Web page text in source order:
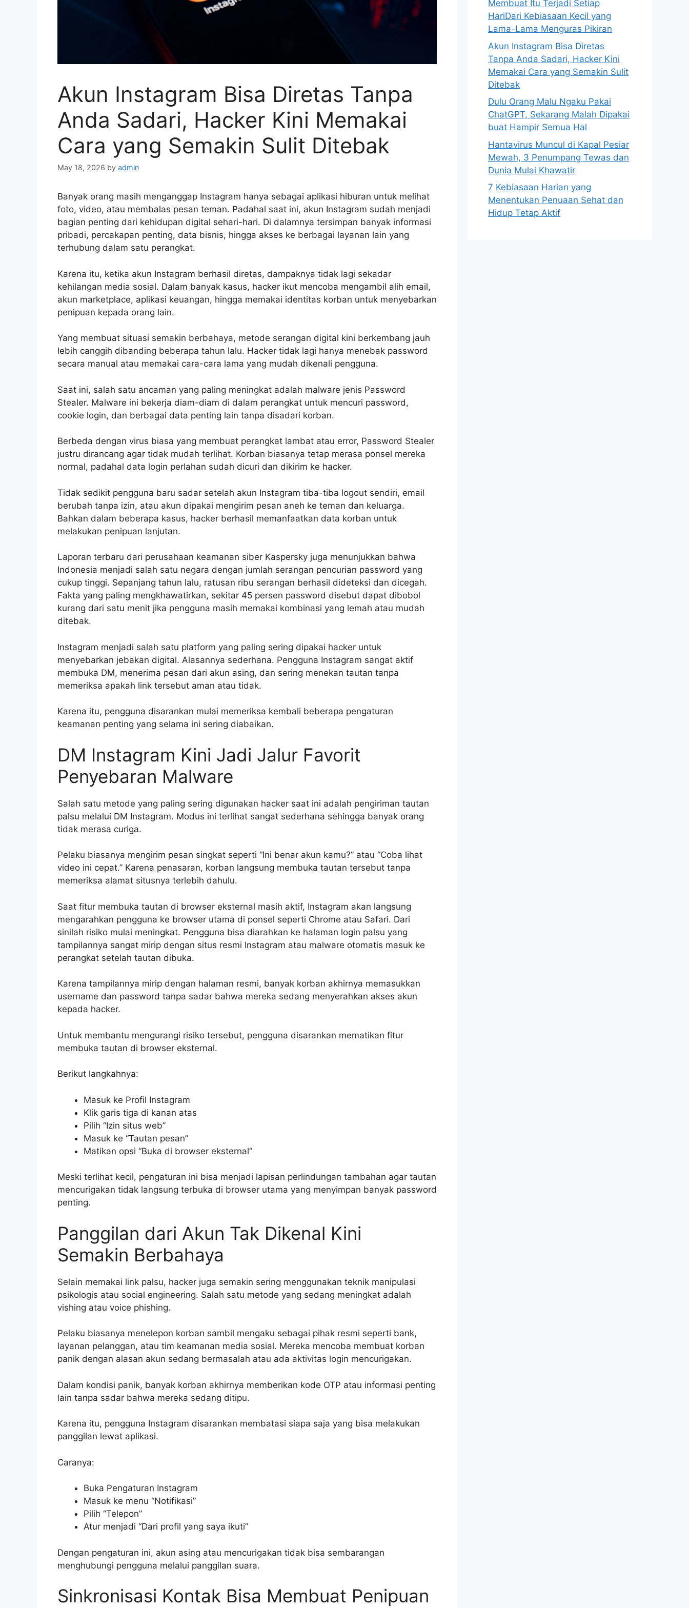
Akun Instagram Bisa Diretas Tanpa
Anda Sadari, Hacker Kini Memakai
Cara yang Semakin Sulit Ditebak
May 18, 2026 by admin
Banyak orang masih menganggap Instagram hanya sebagai aplikasi hiburan untuk melihat
foto, video, atau membalas pesan teman. Padahal saat ini, akun Instagram sudah menjadi
bagian penting dari kehidupan digital sehari-hari. Di dalamnya tersimpan banyak informasi
pribadi, percakapan penting, data bisnis, hingga akses ke berbagai layanan lain yang
terhubung dalam satu perangkat.
Karena itu, ketika akun Instagram berhasil diretas, dampaknya tidak lagi sekadar
kehilangan media sosial. Dalam banyak kasus, hacker ikut mencoba mengambil alih email,
akun marketplace, aplikasi keuangan, hingga memakai identitas korban untuk menyebarkan
penipuan kepada orang lain.
Yang membuat situasi semakin berbahaya, metode serangan digital kini berkembang jauh
lebih canggih dibanding beberapa tahun lalu. Hacker tidak lagi hanya menebak password
secara manual atau memakai cara-cara lama yang mudah dikenali pengguna.
Saat ini, salah satu ancaman yang paling meningkat adalah malware jenis Password
Stealer. Malware ini bekerja diam-diam di dalam perangkat untuk mencuri password,
cookie login, dan berbagai data penting lain tanpa disadari korban.
Berbeda dengan virus biasa yang membuat perangkat lambat atau error, Password Stealer
justru dirancang agar tidak mudah terlihat. Korban biasanya tetap merasa ponsel mereka
normal, padahal data login perlahan sudah dicuri dan dikirim ke hacker.
Tidak sedikit pengguna baru sadar setelah akun Instagram tiba-tiba logout sendiri, email
berubah tanpa izin, atau akun dipakai mengirim pesan aneh ke teman dan keluarga.
Bahkan dalam beberapa kasus, hacker berhasil memanfaatkan data korban untuk
melakukan penipuan lanjutan.
Laporan terbaru dari perusahaan keamanan siber Kaspersky juga menunjukkan bahwa
Indonesia menjadi salah satu negara dengan jumlah serangan pencurian password yang
cukup tinggi. Sepanjang tahun lalu, ratusan ribu serangan berhasil dideteksi dan dicegah.
Fakta yang paling mengkhawatirkan, sekitar 45 persen password disebut dapat dibobol
kurang dari satu menit jika pengguna masih memakai kombinasi yang lemah atau mudah
ditebak.
Instagram menjadi salah satu platform yang paling sering dipakai hacker untuk
menyebarkan jebakan digital. Alasannya sederhana. Pengguna Instagram sangat aktif
membuka DM, menerima pesan dari akun asing, dan sering menekan tautan tanpa
memeriksa apakah link tersebut aman atau tidak.
Karena itu, pengguna disarankan mulai memeriksa kembali beberapa pengaturan
keamanan penting yang selama ini sering diabaikan.
DM Instagram Kini Jadi Jalur Favorit
Penyebaran Malware
Salah satu metode yang paling sering digunakan hacker saat ini adalah pengiriman tautan
palsu melalui DM Instagram. Modus ini terlihat sangat sederhana sehingga banyak orang
tidak merasa curiga.
Pelaku biasanya mengirim pesan singkat seperti “Ini benar akun kamu?” atau “Coba lihat
video ini cepat.” Karena penasaran, korban langsung membuka tautan tersebut tanpa
memeriksa alamat situsnya terlebih dahulu.
Saat fitur membuka tautan di browser eksternal masih aktif, Instagram akan langsung
mengarahkan pengguna ke browser utama di ponsel seperti Chrome atau Safari. Dari
sinilah risiko mulai meningkat. Pengguna bisa diarahkan ke halaman login palsu yang
tampilannya sangat mirip dengan situs resmi Instagram atau malware otomatis masuk ke
perangkat setelah tautan dibuka.
Karena tampilannya mirip dengan halaman resmi, banyak korban akhirnya memasukkan
username dan password tanpa sadar bahwa mereka sedang menyerahkan akses akun
kepada hacker.
Untuk membantu mengurangi risiko tersebut, pengguna disarankan mematikan fitur
membuka tautan di browser eksternal.
Berikut langkahnya:
Masuk ke Profil Instagram
Klik garis tiga di kanan atas
Pilih “Izin situs web”
Masuk ke “Tautan pesan”
Matikan opsi “Buka di browser eksternal”
Meski terlihat kecil, pengaturan ini bisa menjadi lapisan perlindungan tambahan agar tautan
mencurigakan tidak langsung terbuka di browser utama yang menyimpan banyak password
penting.
Panggilan dari Akun Tak Dikenal Kini
Semakin Berbahaya
Selain memakai link palsu, hacker juga semakin sering menggunakan teknik manipulasi
psikologis atau social engineering. Salah satu metode yang sedang meningkat adalah
vishing atau voice phishing.
Pelaku biasanya menelepon korban sambil mengaku sebagai pihak resmi seperti bank,
layanan pelanggan, atau tim keamanan media sosial. Mereka mencoba membuat korban
panik dengan alasan akun sedang bermasalah atau ada aktivitas login mencurigakan.
Dalam kondisi panik, banyak korban akhirnya memberikan kode OTP atau informasi penting
lain tanpa sadar bahwa mereka sedang ditipu.
Karena itu, pengguna Instagram disarankan membatasi siapa saja yang bisa melakukan
panggilan lewat aplikasi.
Caranya:
Buka Pengaturan Instagram
Masuk ke menu “Notifikasi”
Pilih “Telepon”
Atur menjadi “Dari profil yang saya ikuti”
Dengan pengaturan ini, akun asing atau mencurigakan tidak bisa sembarangan
menghubungi pengguna melalui panggilan suara.
Sinkronisasi Kontak Bisa Membuat Penipuan
Membuat Itu Terjadi Setiap
HariDari Kebiasaan Kecil yang
Lama-Lama Menguras Pikiran
Akun Instagram Bisa Diretas
Tanpa Anda Sadari, Hacker Kini
Memakai Cara yang Semakin Sulit
Ditebak
Dulu Orang Malu Ngaku Pakai
ChatGPT, Sekarang Malah Dipakai
buat Hampir Semua Hal
Hantavirus Muncul di Kapal Pesiar
Mewah, 3 Penumpang Tewas dan
Dunia Mulai Khawatir
7 Kebiasaan Harian yang
Menentukan Penuaan Sehat dan
Hidup Tetap Aktif